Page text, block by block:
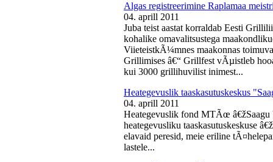
Algas registreerimine Raplamaa
04. aprill 2011
Juba teist aastat korraldab Eesti
kohalike omavalitsustega
ViieteistkÃ¼mnes maakonnas
Grillimises â€“ Grillfest vÃµistleb
kui 3000 grillihuvilist inimest...
Heategevuslik taaskasutuskeskus
04. aprill 2011
Heategevuslik fond MTÃœ â€žSaagu
heategevusliku taaskasutuskeskuse
elavaid peresid, meie eriline
lastele...